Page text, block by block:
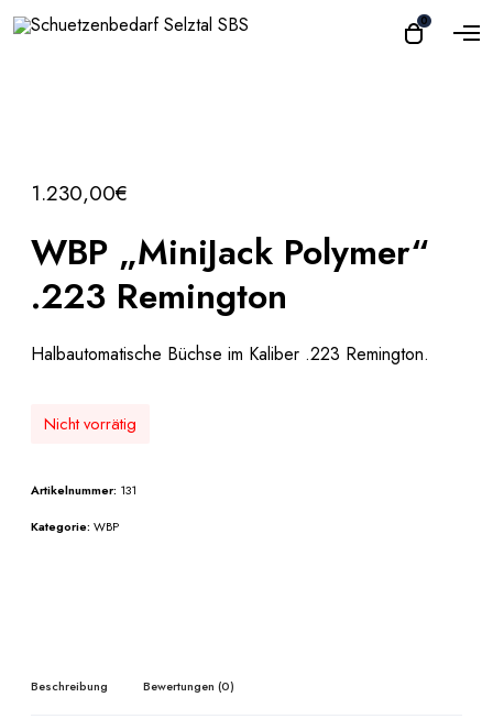
O0
O
1.230,00€
WBP „MiniJack Polymer“
.223 Remington
Halbautomatische Büchse im Kaliber .223 Remington.
Nicht vorrätig
Artikelnummer: 131
Kategorie: WBP
Beschreibung Bewertungen (0)